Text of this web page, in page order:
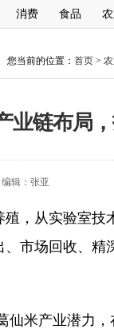
消费 食品
您当前的位置： 首页>
业链布局
辑： 张亚
殖，从实验室
市场回收、
仙米产业潜力